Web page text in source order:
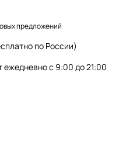
предложений
по России)
с 9:00 до 21:00